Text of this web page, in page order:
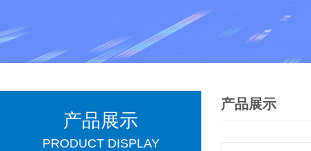
产品展示
PRODUCT DISPLAY
产品展示